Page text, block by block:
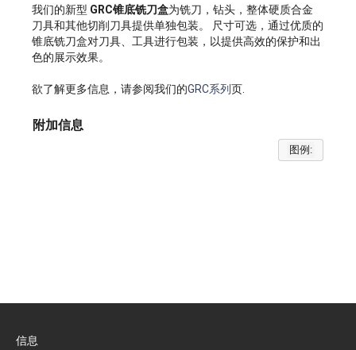
我们的新型 GRC锥底铣刀盒为铣刀，钻头，整体硬质合金
刀具和其他切削刀具提供单独包装。 尺寸可选，通过优质的
锥底铣刀盒对刀具、工具进行包装，以提供高效的保护和出
色的展示效果。
欲了解更多信息，请参阅我们的GRC系列页.
附加信息
图例:
信息